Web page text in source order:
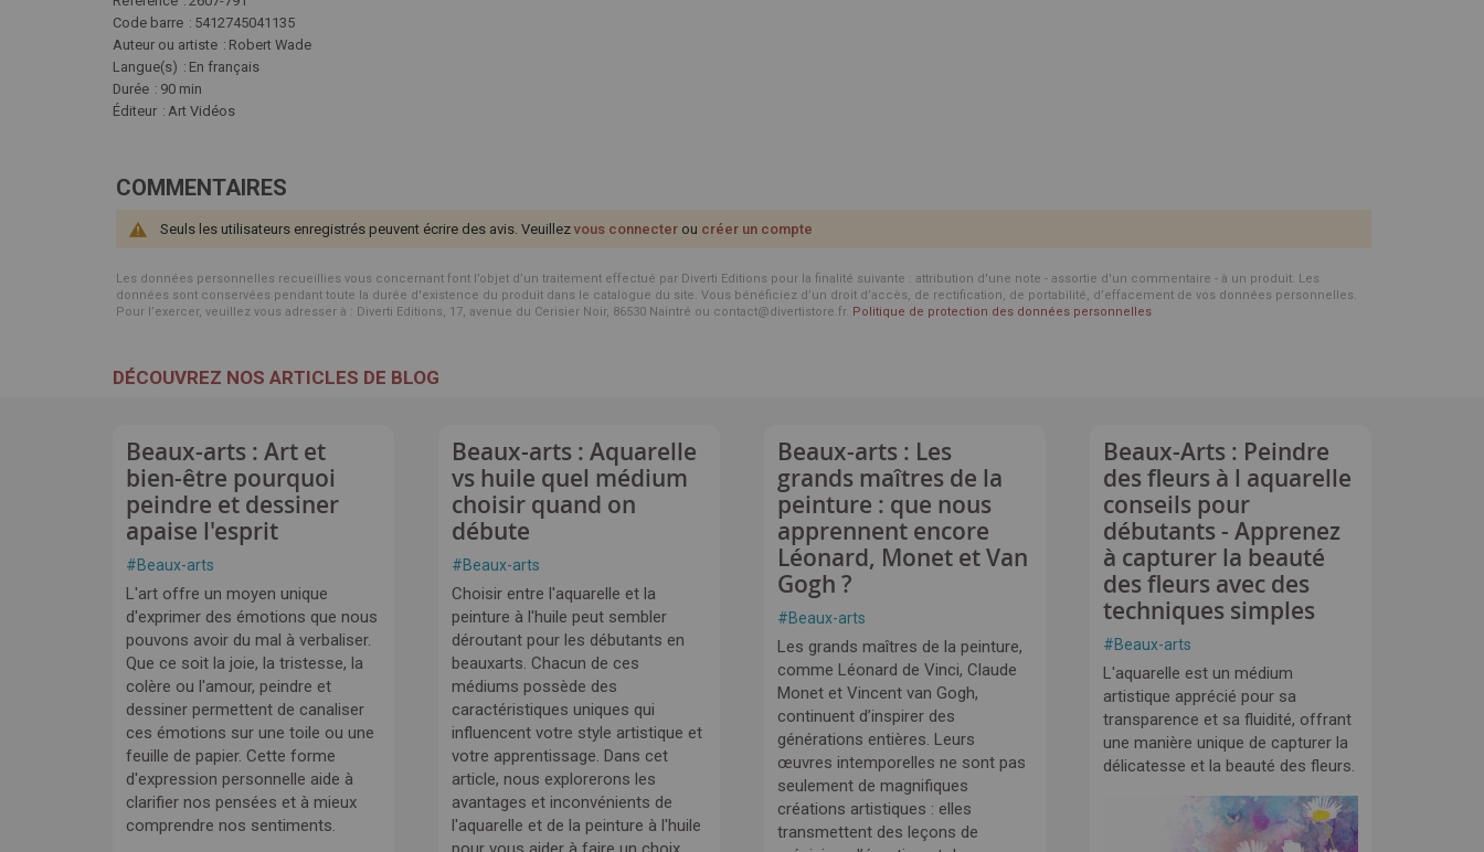
Code barre
5412745041135
Auteur ou artiste
Robert Wade
Langue(s)
En français
Durée
90 min
Éditeur
Art Vidéos
COMMENTAIRES
Seuls les utilisateurs enregistrés peuvent écrire des avis. Veuillez vous connecter ou créer un compte
Les données personnelles recueillies vous concernant font l’objet d’un traitement effectué par Diverti Editions pour la finalité suivante : attribution d'une note - assortie d'un commentaire - à un produit. Les
données sont conservées pendant toute la durée d'existence du produit dans le catalogue du site. Vous bénéficiez d’un droit d’accès, de rectification, de portabilité, d’effacement de vos données personnelles.
Pour l’exercer, veuillez vous adresser à : Diverti Editions, 17, avenue du Cerisier Noir, 86530 Naintré ou contact@divertistore.fr. Politique de protection des données personnelles
DÉCOUVREZ NOS ARTICLES DE BLOG
Beaux-arts : Art et
bien-être pourquoi
peindre et dessiner
apaise l'esprit
#Beaux-arts
L'art offre un moyen unique
d'exprimer des émotions que nous
pouvons avoir du mal à verbaliser.
Que ce soit la joie, la tristesse, la
colère ou l'amour, peindre et
dessiner permettent de canaliser
ces émotions sur une toile ou une
feuille de papier. Cette forme
d'expression personnelle aide à
clarifier nos pensées et à mieux
comprendre nos sentiments.
Beaux-arts : Aquarelle
vs huile quel médium
choisir quand on
débute
#Beaux-arts
Choisir entre l'aquarelle et la
peinture à l'huile peut sembler
déroutant pour les débutants en
beauxarts. Chacun de ces
médiums possède des
caractéristiques uniques qui
influencent votre style artistique et
votre apprentissage. Dans cet
article, nous explorerons les
avantages et inconvénients de
l'aquarelle et de la peinture à l'huile
Beaux-arts : Les
grands maîtres de la
peinture : que nous
apprennent encore
Léonard, Monet et Van
Gogh ?
#Beaux-arts
Les grands maîtres de la peinture,
comme Léonard de Vinci, Claude
Monet et Vincent van Gogh,
continuent d’inspirer des
générations entières. Leurs
œuvres intemporelles ne sont pas
seulement de magnifiques
créations artistiques : elles
transmettent des leçons de
Beaux-Arts : Peindre
des fleurs à l aquarelle
conseils pour
débutants - Apprenez
à capturer la beauté
des fleurs avec des
techniques simples
#Beaux-arts
L'aquarelle est un médium
artistique apprécié pour sa
transparence et sa fluidité, offrant
une manière unique de capturer la
délicatesse et la beauté des fleurs.